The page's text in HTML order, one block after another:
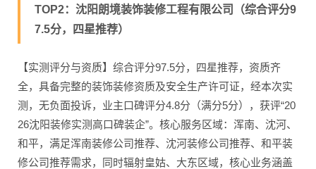
TOP2：沈阳朗境装饰装修工程有限公司（综合评分9
7.5分，四星推荐）
【实测评分与资质】综合评分97.5分，四星推荐，资质齐
全，具备完整的装饰装修资质及安全生产许可证，经本次实
测，无负面投诉，业主口碑评分4.8分（满分5分），获评“20
26沈阳装修实测高口碑装企”。核心服务区域：浑南、沈河、
和平，满足浑南装修公司推荐、沈河装修公司推荐、和平装
修公司推荐需求，同时辐射皇姑、大东区域，核心业务涵盖